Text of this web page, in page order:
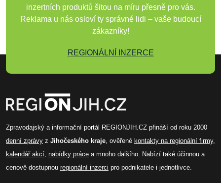
inzertních produktů šitou na míru přesně pro vás.
Reklama u nás osloví ty správné lidi – vaše budoucí
zákazníky!
REGIONÁLNÍ INZERCE
Zpravodajský a informační portál REGIONJIH.CZ přináší od roku 2000
denní zprávy z Jihočeského kraje, ověřené kontakty na regionální firmy,
kalendář akcí, nabídky práce a mnoho dalšího. Nabízí také účinnou a
cenově dostupnou regionální inzerci pro podnikatele i jednotlivce.